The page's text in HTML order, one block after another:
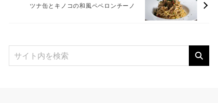
ツナ缶とキノコの和風ペペロンチーノ